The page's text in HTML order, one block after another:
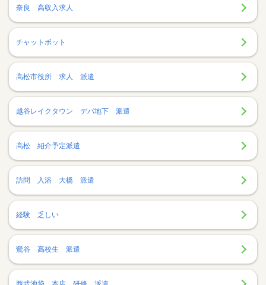
奈良 高収入求人
チャットボット
高松市役所 求人 派遣
越谷レイクタウン デパ地下 派遣
高松 紹介予定派遣
訪問 入浴 大橋 派遣
経験 乏しい
鶯谷 高校生 派遣